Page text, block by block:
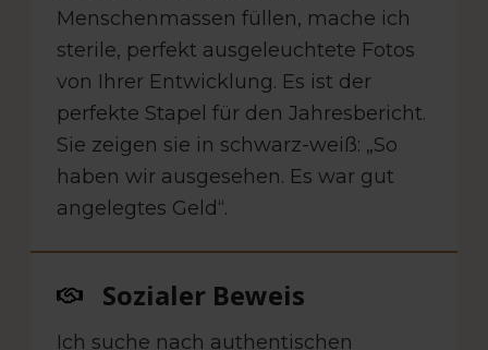
Menschenmassen füllen, mache ich
sterile, perfekt ausgeleuchtete Fotos
von Ihrer Entwicklung. Es ist der
perfekte Stapel für den Jahresbericht.
Sie zeigen sie in schwarz-weiß: „So
haben wir ausgesehen. Es war gut
angelegtes Geld“.
Sozialer Beweis
Ich suche nach authentischen